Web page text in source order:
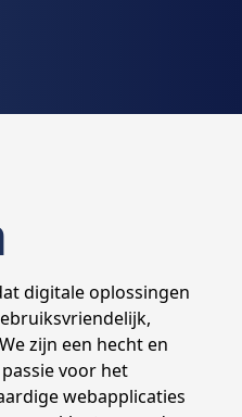
digitale oplossingen
zijn een hecht en
voor het
webapplicaties